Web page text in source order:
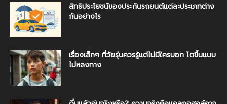
สิทธิประโยชน์ของประกันรถยนต์แต่ละประเภทต่าง
กันอย่างไร
เรื่องเล็กๆ ที่วัยรุ่นควรรู้แต่ไม่มีใครบอก โตขึ้นแบบ
ไม่หลงทาง